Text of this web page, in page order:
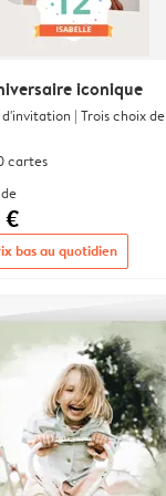
iconique
| Trois choix de
cartes
€
bas au quotidien